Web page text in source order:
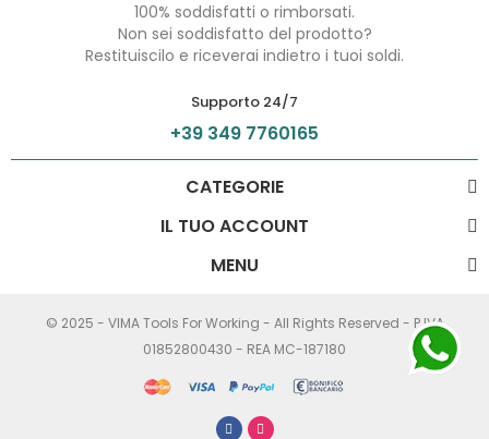
100% soddisfatti o rimborsati.
Non sei soddisfatto del prodotto?
Restituiscilo e riceverai indietro i tuoi soldi.
Supporto 24/7
+39 349 7760165
CATEGORIE
IL TUO ACCOUNT
MENU
© 2025 - VIMA Tools For Working - All Rights Reserved - P.IVA
01852800430 - REA MC-187180